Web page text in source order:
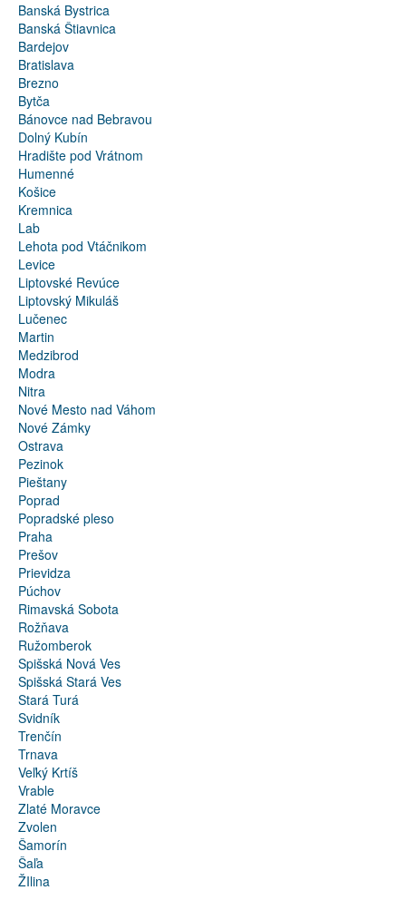
Banská Bystrica
Banská Štiavnica
Bardejov
Bratislava
Brezno
Bytča
Bánovce nad Bebravou
Dolný Kubín
Hradište pod Vrátnom
Humenné
Košice
Kremnica
Lab
Lehota pod Vtáčnikom
Levice
Liptovské Revúce
Liptovský Mikuláš
Lučenec
Martin
Medzibrod
Modra
Nitra
Nové Mesto nad Váhom
Nové Zámky
Ostrava
Pezinok
Pieštany
Poprad
Popradské pleso
Praha
Prešov
Prievidza
Púchov
Rimavská Sobota
Rožňava
Ružomberok
Spišská Nová Ves
Spišská Stará Ves
Stará Turá
Svidník
Trenčín
Trnava
Veľký Krtíš
Vrable
Zlaté Moravce
Zvolen
Šamorín
Šaľa
ŽIlina